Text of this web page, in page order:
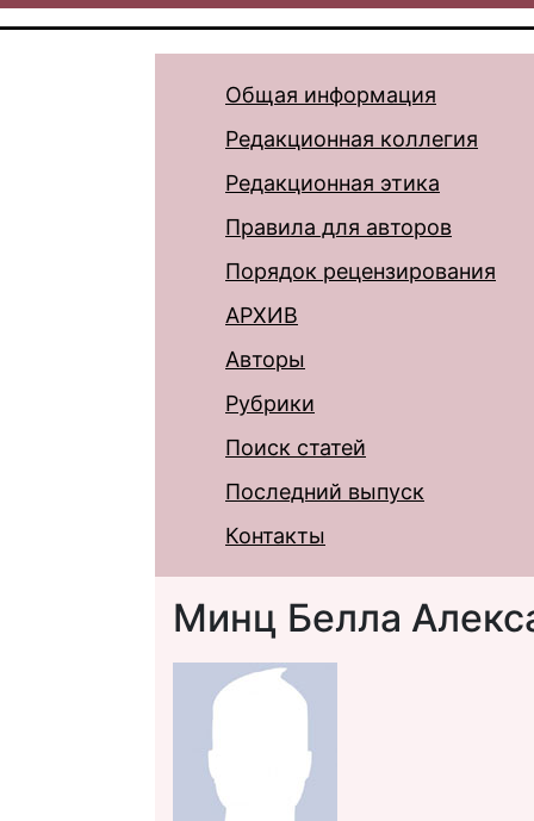
Общая информация
Редакционная коллегия
Редакционная этика
Правила для авторов
Порядок рецензирования
АРХИВ
Авторы
Рубрики
Поиск статей
Последний выпуск
Контакты
Минц Белла